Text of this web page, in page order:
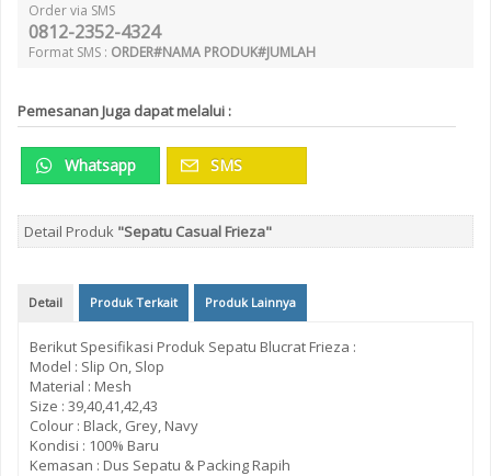
Order via SMS
0812-2352-4324
Format SMS : ORDER#NAMA PRODUK#JUMLAH
Pemesanan Juga dapat melalui :
Whatsapp SMS
Detail Produk "Sepatu Casual Frieza"
Detail Produk Terkait Produk Lainnya
Berikut Spesifikasi Produk Sepatu Blucrat Frieza :
Model : Slip On, Slop
Material : Mesh
Size : 39,40,41,42,43
Colour : Black, Grey, Navy
Kondisi : 100% Baru
Kemasan : Dus Sepatu & Packing Rapih